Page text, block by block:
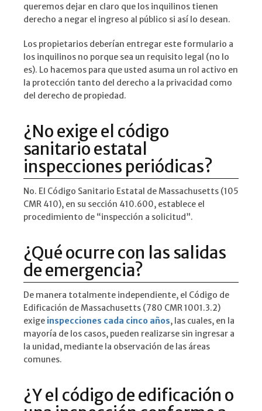
queremos dejar en claro que los inquilinos tienen
derecho a negar el ingreso al público si así lo desean.
Los propietarios deberían entregar este formulario a
los inquilinos no porque sea un requisito legal (no lo
es). Lo hacemos para que usted asuma un rol activo en
la protección tanto del derecho a la privacidad como
del derecho de propiedad.
¿No exige el código
sanitario estatal
inspecciones periódicas?
No. El Código Sanitario Estatal de Massachusetts (105
CMR 410), en su sección 410.600, establece el
procedimiento de “inspección a solicitud”.
¿Qué ocurre con las salidas
de emergencia?
De manera totalmente independiente, el Código de
Edificación de Massachusetts (780 CMR 1001.3.2)
exige inspecciones cada cinco años, las cuales, en la
mayoría de los casos, pueden realizarse sin ingresar a
la unidad, mediante la observación de las áreas
comunes.
¿Y el código de edificación o